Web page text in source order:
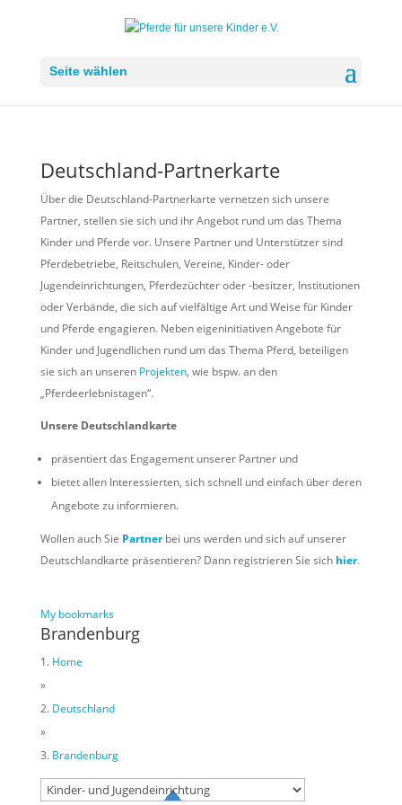
Seite wählen
Deutschland-Partnerkarte
Über die Deutschland-Partnerkarte vernetzen sich unsere
Partner, stellen sie sich und ihr Angebot rund um das Thema
Kinder und Pferde vor. Unsere Partner und Unterstützer sind
Pferdebetriebe, Reitschulen, Vereine, Kinder- oder
Jugendeinrichtungen, Pferdezüchter oder -besitzer, Institutionen
oder Verbände, die sich auf vielfältige Art und Weise für Kinder
und Pferde engagieren. Neben eigeninitiativen Angebote für
Kinder und Jugendlichen rund um das Thema Pferd, beteiligen
sie sich an unseren Projekten, wie bspw. an den
„Pferdeerlebnistagen“.
Unsere Deutschlandkarte
präsentiert das Engagement unserer Partner und
bietet allen Interessierten, sich schnell und einfach über deren
Angebote zu informieren.
Wollen auch Sie Partnerbei uns werden und sich auf unserer
Deutschlandkarte präsentieren? Dann registrieren Sie sich hier.
My bookmarks
Brandenburg
Home
»
Deutschland
»
Brandenburg